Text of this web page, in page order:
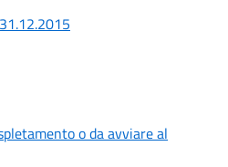
o da avviare al